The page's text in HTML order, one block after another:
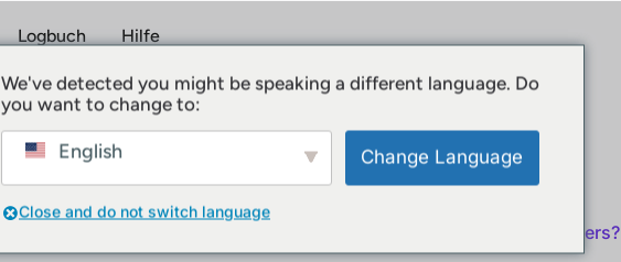
Logbuch Hilfe
Alle Jobs von Sonstige Berufe
Reset filters?
We've detected you might be speaking a different language. Do
you want to change to:
English Change Language
Close and do not switch language